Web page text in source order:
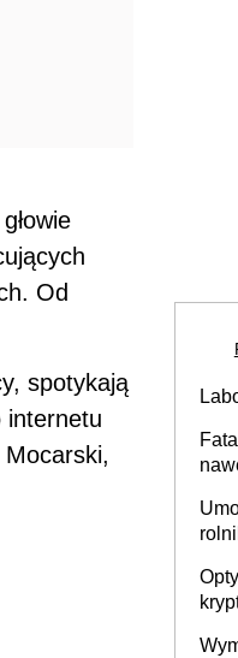
Od
spotykają
internetu
Mocarski,